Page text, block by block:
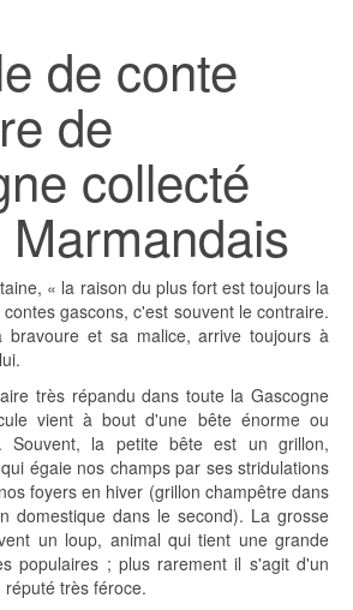
de conte
de
collecté
« la raison du plus fort est toujours la
gascons, c'est souvent le contraire.
et sa malice, arrive toujours à
très répandu dans toute la Gascogne
vient à bout d'une bête énorme ou
Souvent, la petite bête est un grillon,
égaie nos champs par ses stridulations
foyers en hiver (grillon champêtre dans
domestique dans le second). La grosse
un loup, animal qui tient une grande
populaires ; plus rarement il s'agit d'un
très féroce.